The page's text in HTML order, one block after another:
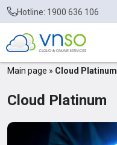
Hotline: 1900 636 106
Main page » Cloud Platinum
Cloud Platinum